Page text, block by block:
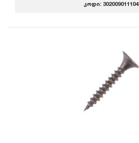
კოდი: 302009011104